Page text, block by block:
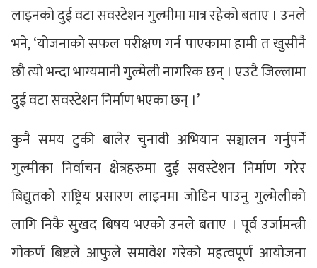
लाइनको दुई वटा सवस्टेशन गुल्मीमा मात्र रहेको बताए । उनले
भने, ‘योजनाको सफल परीक्षण गर्न पाएकामा हामी त खुसीनै
छौ त्यो भन्दा भाग्यमानी गुल्मेली नागरिक छन् । एउटै जिल्लामा
दुई वटा सवस्टेशन निर्माण भएका छन् ।’
कुनै समय टुकी बालेर चुनावी अभियान सञ्चालन गर्नुपर्ने
गुल्मीका निर्वाचन क्षेत्रहरुमा दुई सवस्टेशन निर्माण गरेर
बिद्युतको राष्ट्रिय प्रसारण लाइनमा जोडिन पाउनु गुल्मेलीको
लागि निकै सुखद बिषय भएको उनले बताए । पूर्व उर्जामन्त्री
गोकर्ण बिष्टले आफुले समावेश गरेको महत्वपूर्ण आयोजना